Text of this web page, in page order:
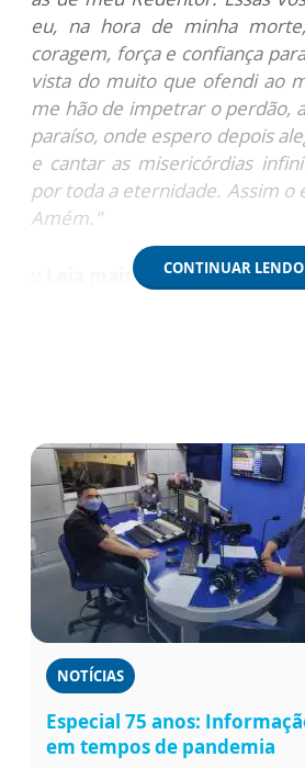
eu, na hora de minha
coragem, força e confiança
vista do muito que ofendi ao
me hão de impetrar o perdão,
paraíso, onde espero depois
e cantar as misericórdias
por toda a eternidade. Assim o
Amém."
:: Leia mais conteúdos aqui!
CONTINUAR LENDO
NOTÍCIAS
Especial 75 anos:
em tempos de pandemia